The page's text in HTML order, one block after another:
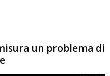
un problema di